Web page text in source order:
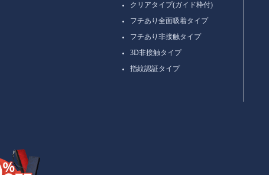
クリアタイプ(ガイド枠付)
フチあり全面吸着タイプ
フチあり非接触タイプ
3D非接触タイプ
指紋認証タイプ